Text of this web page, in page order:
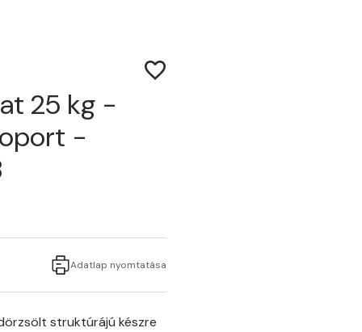
25 kg -
-
Adatlap nyomtatása
struktúrájú készre